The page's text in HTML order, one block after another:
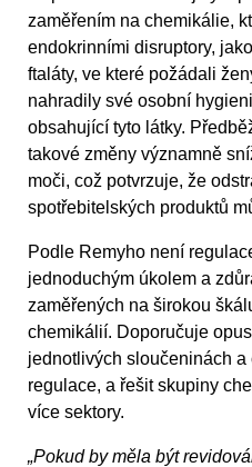
zaměřením na chemikálie,
endokrinními disruptory,
ftaláty, ve které požádali
nahradily své osobní
obsahující tyto látky.
takové změny významně
moči, což potvrzuje, že
spotřebitelských produktů
Podle Remyho není
jednoduchým úkolem a
zaměřených na širokou
chemikálií. Doporučuje
jednotlivých sloučeninách
regulace, a řešit skupiny
více sektory.
„Pokud by měla být